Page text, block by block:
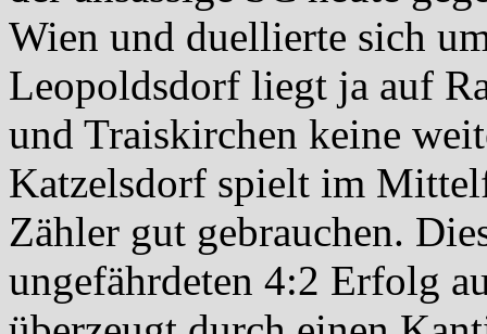
Wien und duellierte sich
Leopoldsdorf liegt ja auf
und Traiskirchen keine
Katzelsdorf spielt im
Zähler gut gebrauchen.
ungefährdeten 4:2 Erfolg